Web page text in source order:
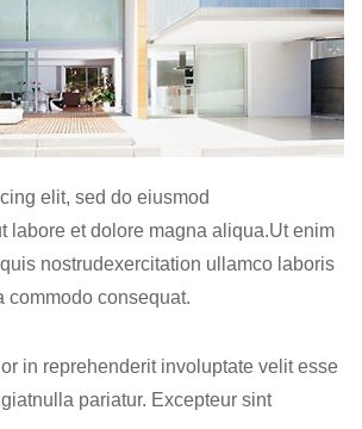
elit, sed do eiusmod
labore et dolore magna aliqua.Ut enim
nostrudexercitation ullamco laboris
commodo consequat.
in reprehenderit involuptate velit esse
pariatur. Excepteur sint